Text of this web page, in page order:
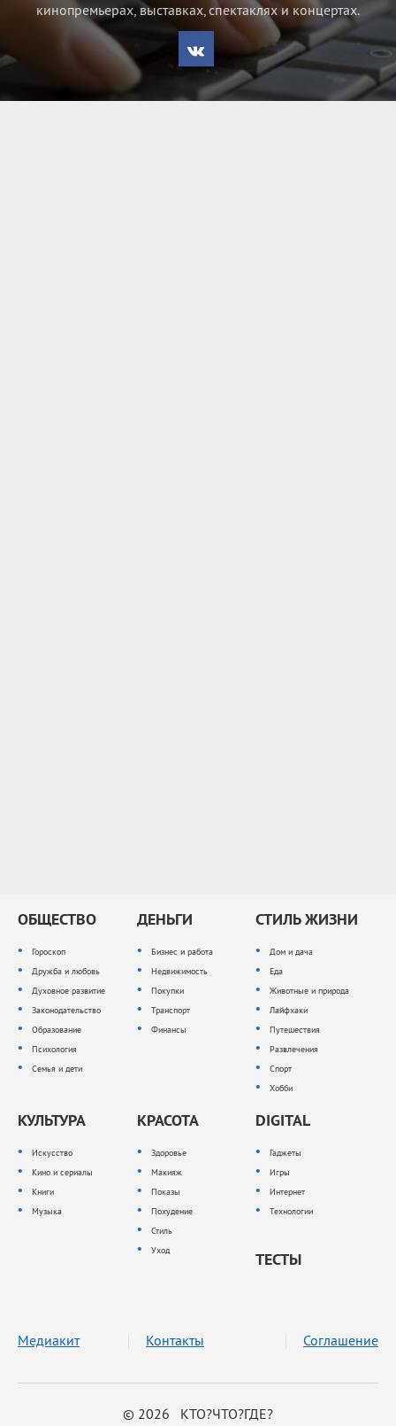
кинопремьерах, выставках, спектаклях и концертах.
ОБЩЕСТВО
Гороскоп
Дружба и любовь
Духовное развитие
Законодательство
Образование
Психология
Семья и дети
ДЕНЬГИ
Бизнес и работа
Недвижимость
Покупки
Транспорт
Финансы
СТИЛЬ ЖИЗНИ
Дом и дача
Еда
Животные и природа
Лайфхаки
Путешествия
Развлечения
Спорт
Хобби
КУЛЬТУРА
Искусство
Кино и сериалы
Книги
Музыка
КРАСОТА
Здоровье
Макияж
Показы
Похудение
Стиль
Уход
DIGITAL
Гаджеты
Игры
Интернет
Технологии
ТЕСТЫ
© 2026 КТО?ЧТО?ГДЕ?
Медиакит Контакты Соглашение